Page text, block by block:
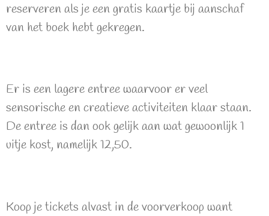
reserveren als je een gratis kaartje bij aanschaf
van het boek hebt gekregen.
Er is een lagere entree waarvoor er veel
sensorische en creatieve activiteiten klaar staan.
De entree is dan ook gelijk aan wat gewoonlijk 1
uitje kost, namelijk 12,50.
Koop je tickets alvast in de voorverkoop want